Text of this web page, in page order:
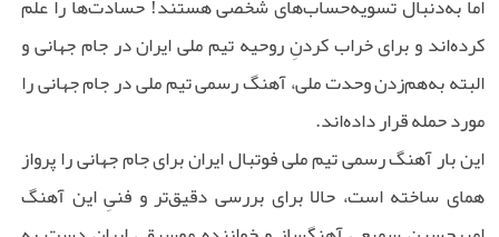
کرده‌اند و برای خراب کردنِ روحیه تیم ملی ایران در جام جهانی و
البته به‌هم‌زدن وحدت ملی،‌ آهنگ رسمی تیم ملی در جام جهانی را
مورد حمله قرار داده‌اند.
این بار آهنگ رسمی تیم ملی فوتبال ایران برای جام جهانی را پرواز
همای ساخته است، حالا برای بررسی دقیق‌تر و فنیِ این آهنگ